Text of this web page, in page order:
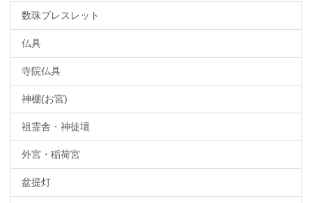
数珠ブレスレット
仏具
寺院仏具
神棚(お宮)
祖霊舎・神徒壇
外宮・稲荷宮
盆提灯